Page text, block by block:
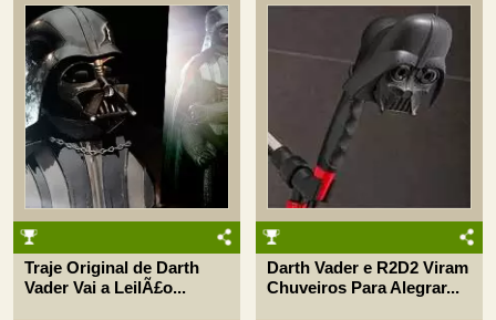
Traje Original de Darth
Vader Vai a LeilÃ£o...
Darth Vader e R2D2 Viram
Chuveiros Para Alegrar...